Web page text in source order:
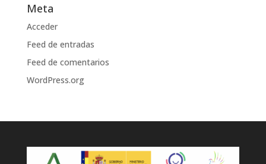
Meta
Acceder
Feed de entradas
Feed de comentarios
WordPress.org